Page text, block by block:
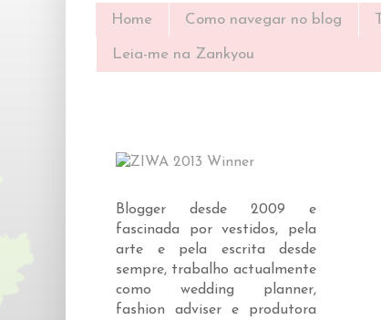
Home Como navegar no blog
Leia-me na Zankyou
Blogger desde 2009 e
fascinada por vestidos, pela
arte e pela escrita desde
sempre, trabalho actualmente
como wedding planner,
fashion adviser e produtora